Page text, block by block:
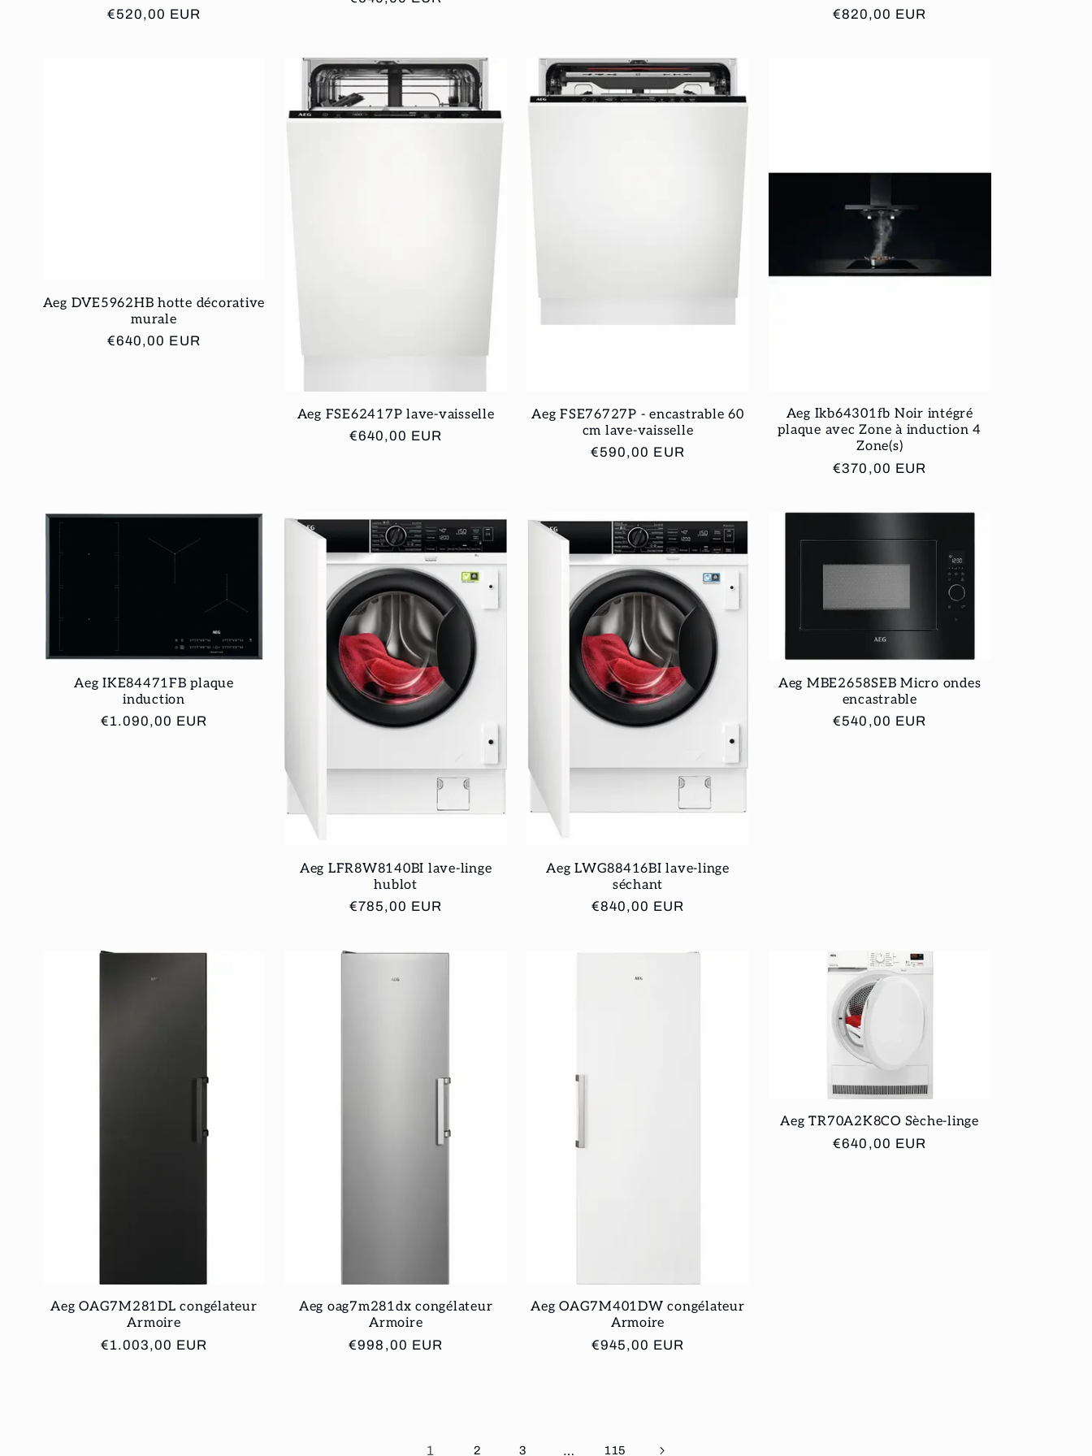
Prix
€520,00 EUR
Prix
€820,00 EUR
Aeg DVE5962HB hotte décorative
murale
Prix
€640,00 EUR
Aeg FSE62417P lave-vaisselle
Prix
€640,00 EUR
Aeg FSE76727P - encastrable 60
cm lave-vaisselle
Prix
€590,00 EUR
Aeg Ikb64301fb Noir intégré
plaque avec Zone à induction 4
Zone(s)
Prix
€370,00 EUR
Aeg IKE84471FB plaque
induction
Prix
€1.090,00 EUR
Aeg LFR8W8140BI lave-linge
hublot
Prix
€785,00 EUR
Aeg LWG88416BI lave-linge
séchant
Prix
€840,00 EUR
Aeg MBE2658SEB Micro ondes
encastrable
Prix
€540,00 EUR
Aeg OAG7M281DL congélateur
Armoire
Prix
€1.003,00 EUR
Aeg oag7m281dx congélateur
Armoire
Prix
€998,00 EUR
Aeg OAG7M401DW congélateur
Armoire
Prix
€945,00 EUR
Aeg TR70A2K8CO Sèche-linge
Prix
€640,00 EUR
1 2 3 … 115